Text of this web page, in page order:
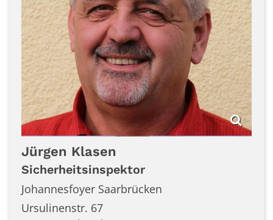
Jürgen Klasen
Sicherheitsinspektor
Johannesfoyer Saarbrücken
Ursulinenstr. 67